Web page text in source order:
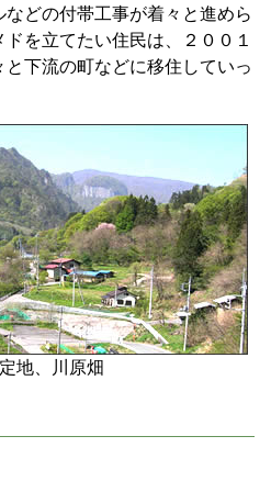
どの付帯工事が着々と進めら
を立てたい住民は、２００１
下流の町などに移住していっ
地、川原畑